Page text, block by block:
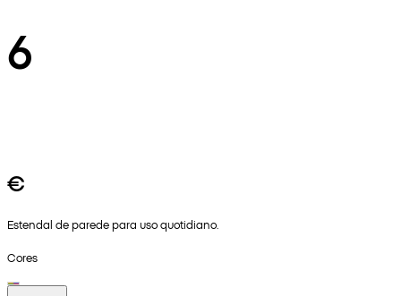
6
€
Estendal de parede para uso quotidiano.
Cores